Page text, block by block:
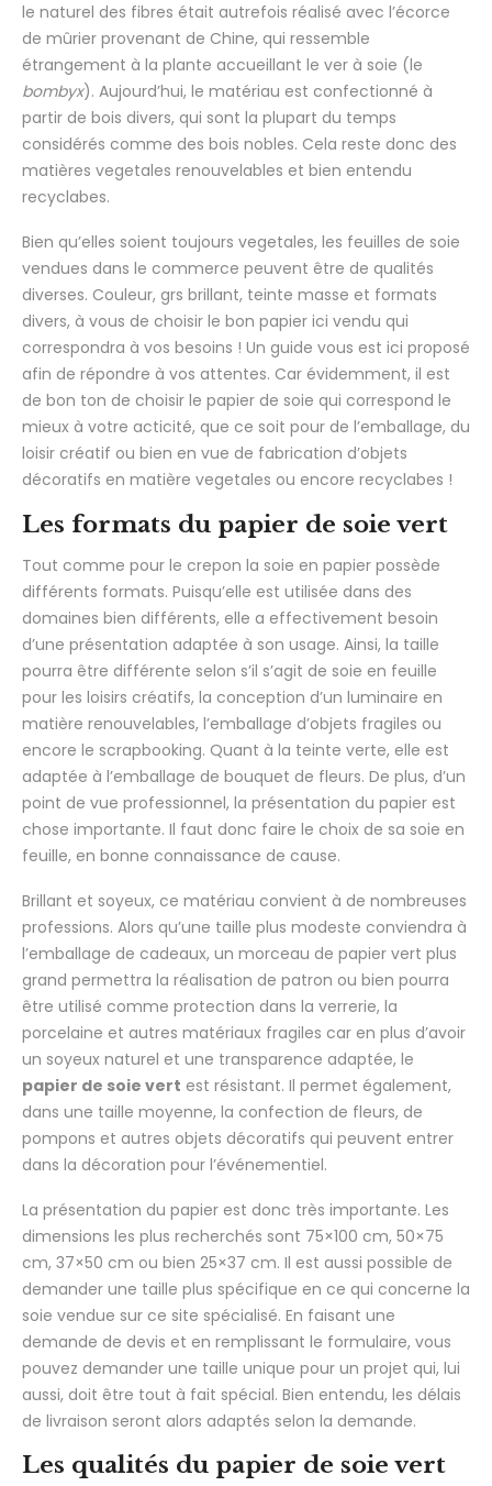
le naturel des fibres était autrefois réalisé avec l’écorce
de mûrier provenant de Chine, qui ressemble
étrangement à la plante accueillant le ver à soie (le
bombyx). Aujourd’hui, le matériau est confectionné à
partir de bois divers, qui sont la plupart du temps
considérés comme des bois nobles. Cela reste donc des
matières vegetales renouvelables et bien entendu
recyclabes.
Bien qu’elles soient toujours vegetales, les feuilles de soie
vendues dans le commerce peuvent être de qualités
diverses. Couleur, grs brillant, teinte masse et formats
divers, à vous de choisir le bon papier ici vendu qui
correspondra à vos besoins ! Un guide vous est ici proposé
afin de répondre à vos attentes. Car évidemment, il est
de bon ton de choisir le papier de soie qui correspond le
mieux à votre acticité, que ce soit pour de l’emballage, du
loisir créatif ou bien en vue de fabrication d’objets
décoratifs en matière vegetales ou encore recyclabes !
Les formats du papier de soie vert
Tout comme pour le crepon la soie en papier possède
différents formats. Puisqu’elle est utilisée dans des
domaines bien différents, elle a effectivement besoin
d’une présentation adaptée à son usage. Ainsi, la taille
pourra être différente selon s’il s’agit de soie en feuille
pour les loisirs créatifs, la conception d’un luminaire en
matière renouvelables, l’emballage d’objets fragiles ou
encore le scrapbooking. Quant à la teinte verte, elle est
adaptée à l’emballage de bouquet de fleurs. De plus, d’un
point de vue professionnel, la présentation du papier est
chose importante. Il faut donc faire le choix de sa soie en
feuille, en bonne connaissance de cause.
Brillant et soyeux, ce matériau convient à de nombreuses
professions. Alors qu’une taille plus modeste conviendra à
l’emballage de cadeaux, un morceau de papier vert plus
grand permettra la réalisation de patron ou bien pourra
être utilisé comme protection dans la verrerie, la
porcelaine et autres matériaux fragiles car en plus d’avoir
un soyeux naturel et une transparence adaptée, le
papier de soie vert est résistant. Il permet également,
dans une taille moyenne, la confection de fleurs, de
pompons et autres objets décoratifs qui peuvent entrer
dans la décoration pour l’événementiel.
La présentation du papier est donc très importante. Les
dimensions les plus recherchés sont 75×100 cm, 50×75
cm, 37×50 cm ou bien 25×37 cm. Il est aussi possible de
demander une taille plus spécifique en ce qui concerne la
soie vendue sur ce site spécialisé. En faisant une
demande de devis et en remplissant le formulaire, vous
pouvez demander une taille unique pour un projet qui, lui
aussi, doit être tout à fait spécial. Bien entendu, les délais
de livraison seront alors adaptés selon la demande.
Les qualités du papier de soie vert